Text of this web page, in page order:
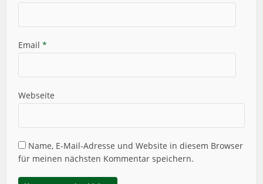
Email *
Webseite
Name, E-Mail-Adresse und Website in diesem Browser
für meinen nächsten Kommentar speichern.